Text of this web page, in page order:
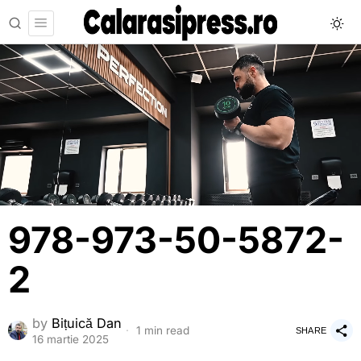
978-973-50-5872-
2
by Bițuică Dan
16 martie 2025
1 min read SHARE